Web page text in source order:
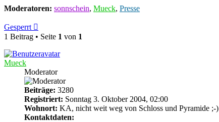
Moderatoren: sonnschein, Mueck, Presse
Gesperrt
1 Beitrag • Seite 1 von 1
Mueck
Moderator
Beiträge: 3280
Registriert: Sonntag 3. Oktober 2004, 02:00
Wohnort: KA, nicht weit weg von Schloss und Pyramide ;-)
Kontaktdaten: